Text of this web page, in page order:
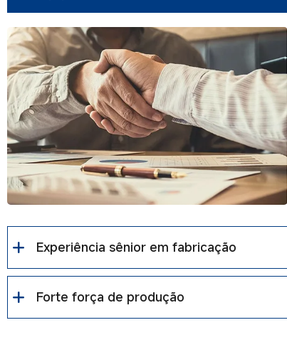
Experiência sênior em fabricação
Forte força de produção